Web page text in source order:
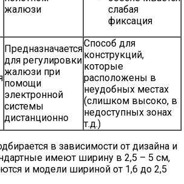
жалюзи
слабая
фиксация
Предназначается
для регулировки
жалюзи при
помощи
электронной
системы
дистанционно
Способ для
конструкций,
которые
расположены в
неудобных местах
(слишком высоко, в
недоступных зонах
т.д.)
в зависимости от дизайна и
имеют ширину в 2,5 – 5 см,
и модели шириной от 1,6 до 2,5